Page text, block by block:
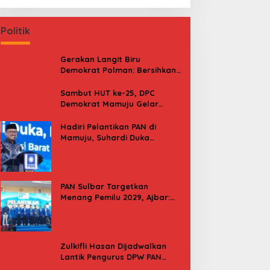
Politik
Gerakan Langit Biru
Demokrat Polman: Bersihkan
Donor Darah
Sambut HUT ke-25, DPC
Demokrat Mamuju Gelar
Indonesia Asri
Hadiri Pelantikan PAN di
Mamuju, Suhardi Duka
PAN Sulbar Targetkan
Menang Pemilu 2029, Ajbar:
Zulkifli Hasan Dijadwalkan
Lantik Pengurus DPW PAN